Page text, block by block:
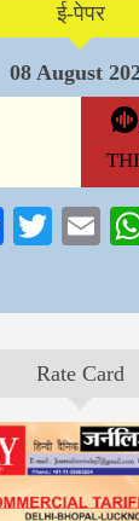
ई-पेपर
08 August
Rate Card